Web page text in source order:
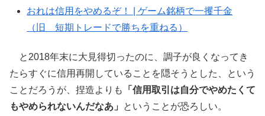
おれは信用をやめるぞ！ | ゲーム銘柄で一攫千金
（旧 短期トレードで勝ちを重ねる）
と2018年末に大見得切ったのに、調子が良くなってき
たらすぐに信用再開していることを隠そうとした、という
ことだろうが、捏造よりも
「信用取引は自分でやめたくて
もやめられないんだなあ」
ということが恐ろしい。